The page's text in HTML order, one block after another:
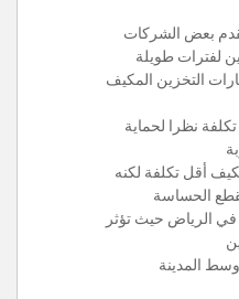
بعض الشركات
لفترات طويلة
التخزين المكيف
نظرا لحماية
أقل تكلفة لكنه
الحساسة
الرياض حيث تؤثر
المدينة